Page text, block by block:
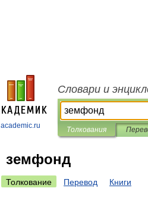
academic.ru
Словари и
Толкования
земфонд
Толкование Перевод Книги